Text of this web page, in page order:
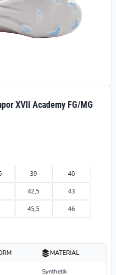
XVII Academy FG/MG
39 40
42,5 43
45,5 46
MATERIAL
Synthetik